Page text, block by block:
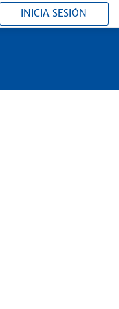
INICIA SESIÓN